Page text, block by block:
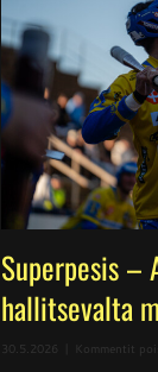
Superpesis –
hallitsevalta
30.5.2026 Kommentit